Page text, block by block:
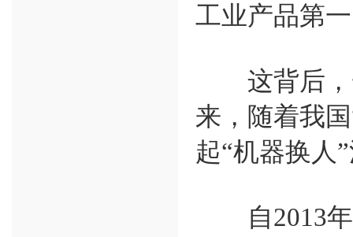
工业产品第
这背后，
来，随着我
起“机器换人
自2013年